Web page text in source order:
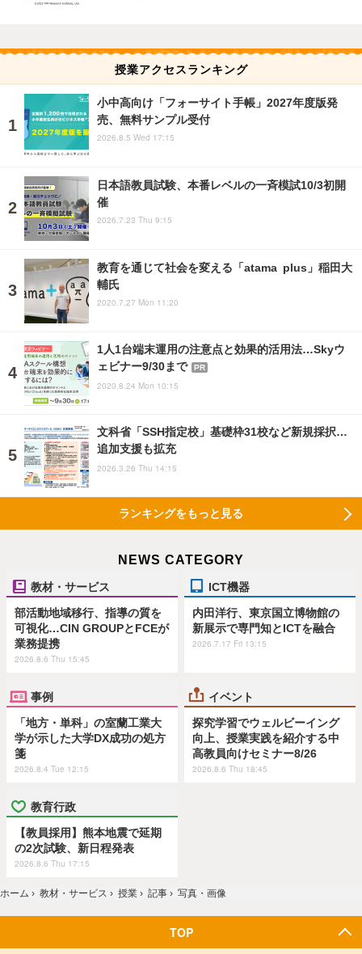
授業アクセスランキング
小中高向け「フォーサイト手帳」2027年度版発
売、無料サンプル受付
2026.8.5 Wed 17:15
日本語教員試験、本番レベルの一斉模試10/3初開
催
2026.7.23 Thu 9:15
教育を通じて社会を変える「atama plus」稲田大
輔氏
2020.7.27 Mon 11:20
1人1台端末運用の注意点と効果的活用法…Skyウ
ェビナー9/30まで
PR
2020.8.24 Mon 10:15
文科省「SSH指定校」基礎枠31校など新規採択…
追加支援も拡充
2026.3.26 Thu 14:15
ランキングをもっと見る
NEWS CATEGORY
教材・サービス
部活動地域移行、指導の質を
可視化…CIN GROUPとFCEが
業務提携
2026.8.6 Thu 15:45
ICT機器
内田洋行、東京国立博物館の
新展示で専門知とICTを融合
2026.7.17 Fri 13:15
事例
「地方・単科」の室蘭工業大
学が示した大学DX成功の処方
箋
2026.8.4 Tue 12:15
イベント
探究学習でウェルビーイング
向上、授業実践を紹介する中
高教員向けセミナー8/26
2026.8.6 Thu 18:45
教育行政
【教員採用】熊本地震で延期
の2次試験、新日程発表
2026.8.6 Thu 17:15
ホーム › 教材・サービス › 授業 › 記事 › 写真・画像
TOP